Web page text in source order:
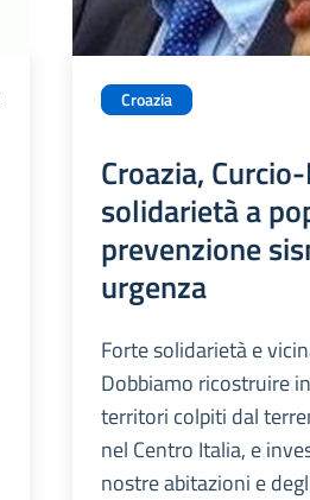
Croazia
Croazia,
solidarietà a
prevenzione
urgenza
Forte solidarietà e
Dobbiamo ricostruire
territori colpiti dal
nel Centro Italia, e
nostre abitazioni e